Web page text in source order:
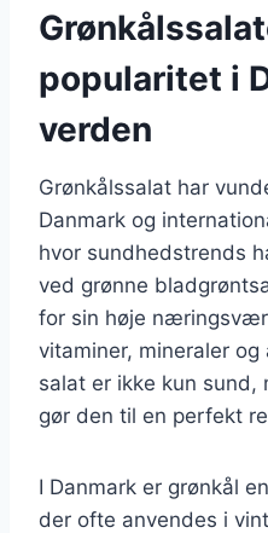
popularitet i
verden
Grønkålssalat har
Danmark og
hvor sundhedstrends
ved grønne
for sin høje
vitaminer, mineraler
salat er ikke kun sund,
gør den til en perfekt
I Danmark er grønkål
der ofte anvendes i